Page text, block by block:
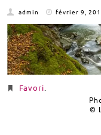
admin février 9,
Favori.
©